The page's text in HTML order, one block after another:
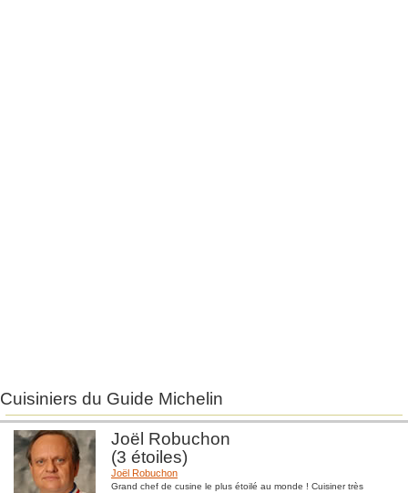
Cuisiniers du Guide Michelin
Joël Robuchon
(3 étoiles)
Joël Robuchon
Grand chef de cusine le plus étoilé au monde ! Cuisiner très